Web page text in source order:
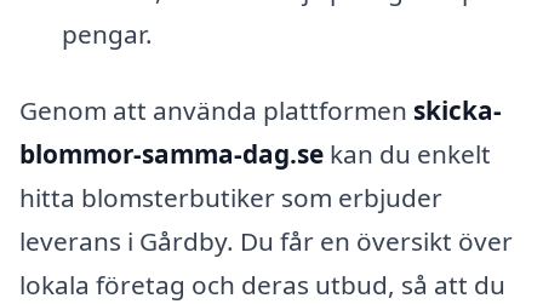
pengar.
Genom att använda plattformen skicka-
blommor-samma-dag.se kan du enkelt
hitta blomsterbutiker som erbjuder
leverans i Gårdby. Du får en översikt över
lokala företag och deras utbud, så att du